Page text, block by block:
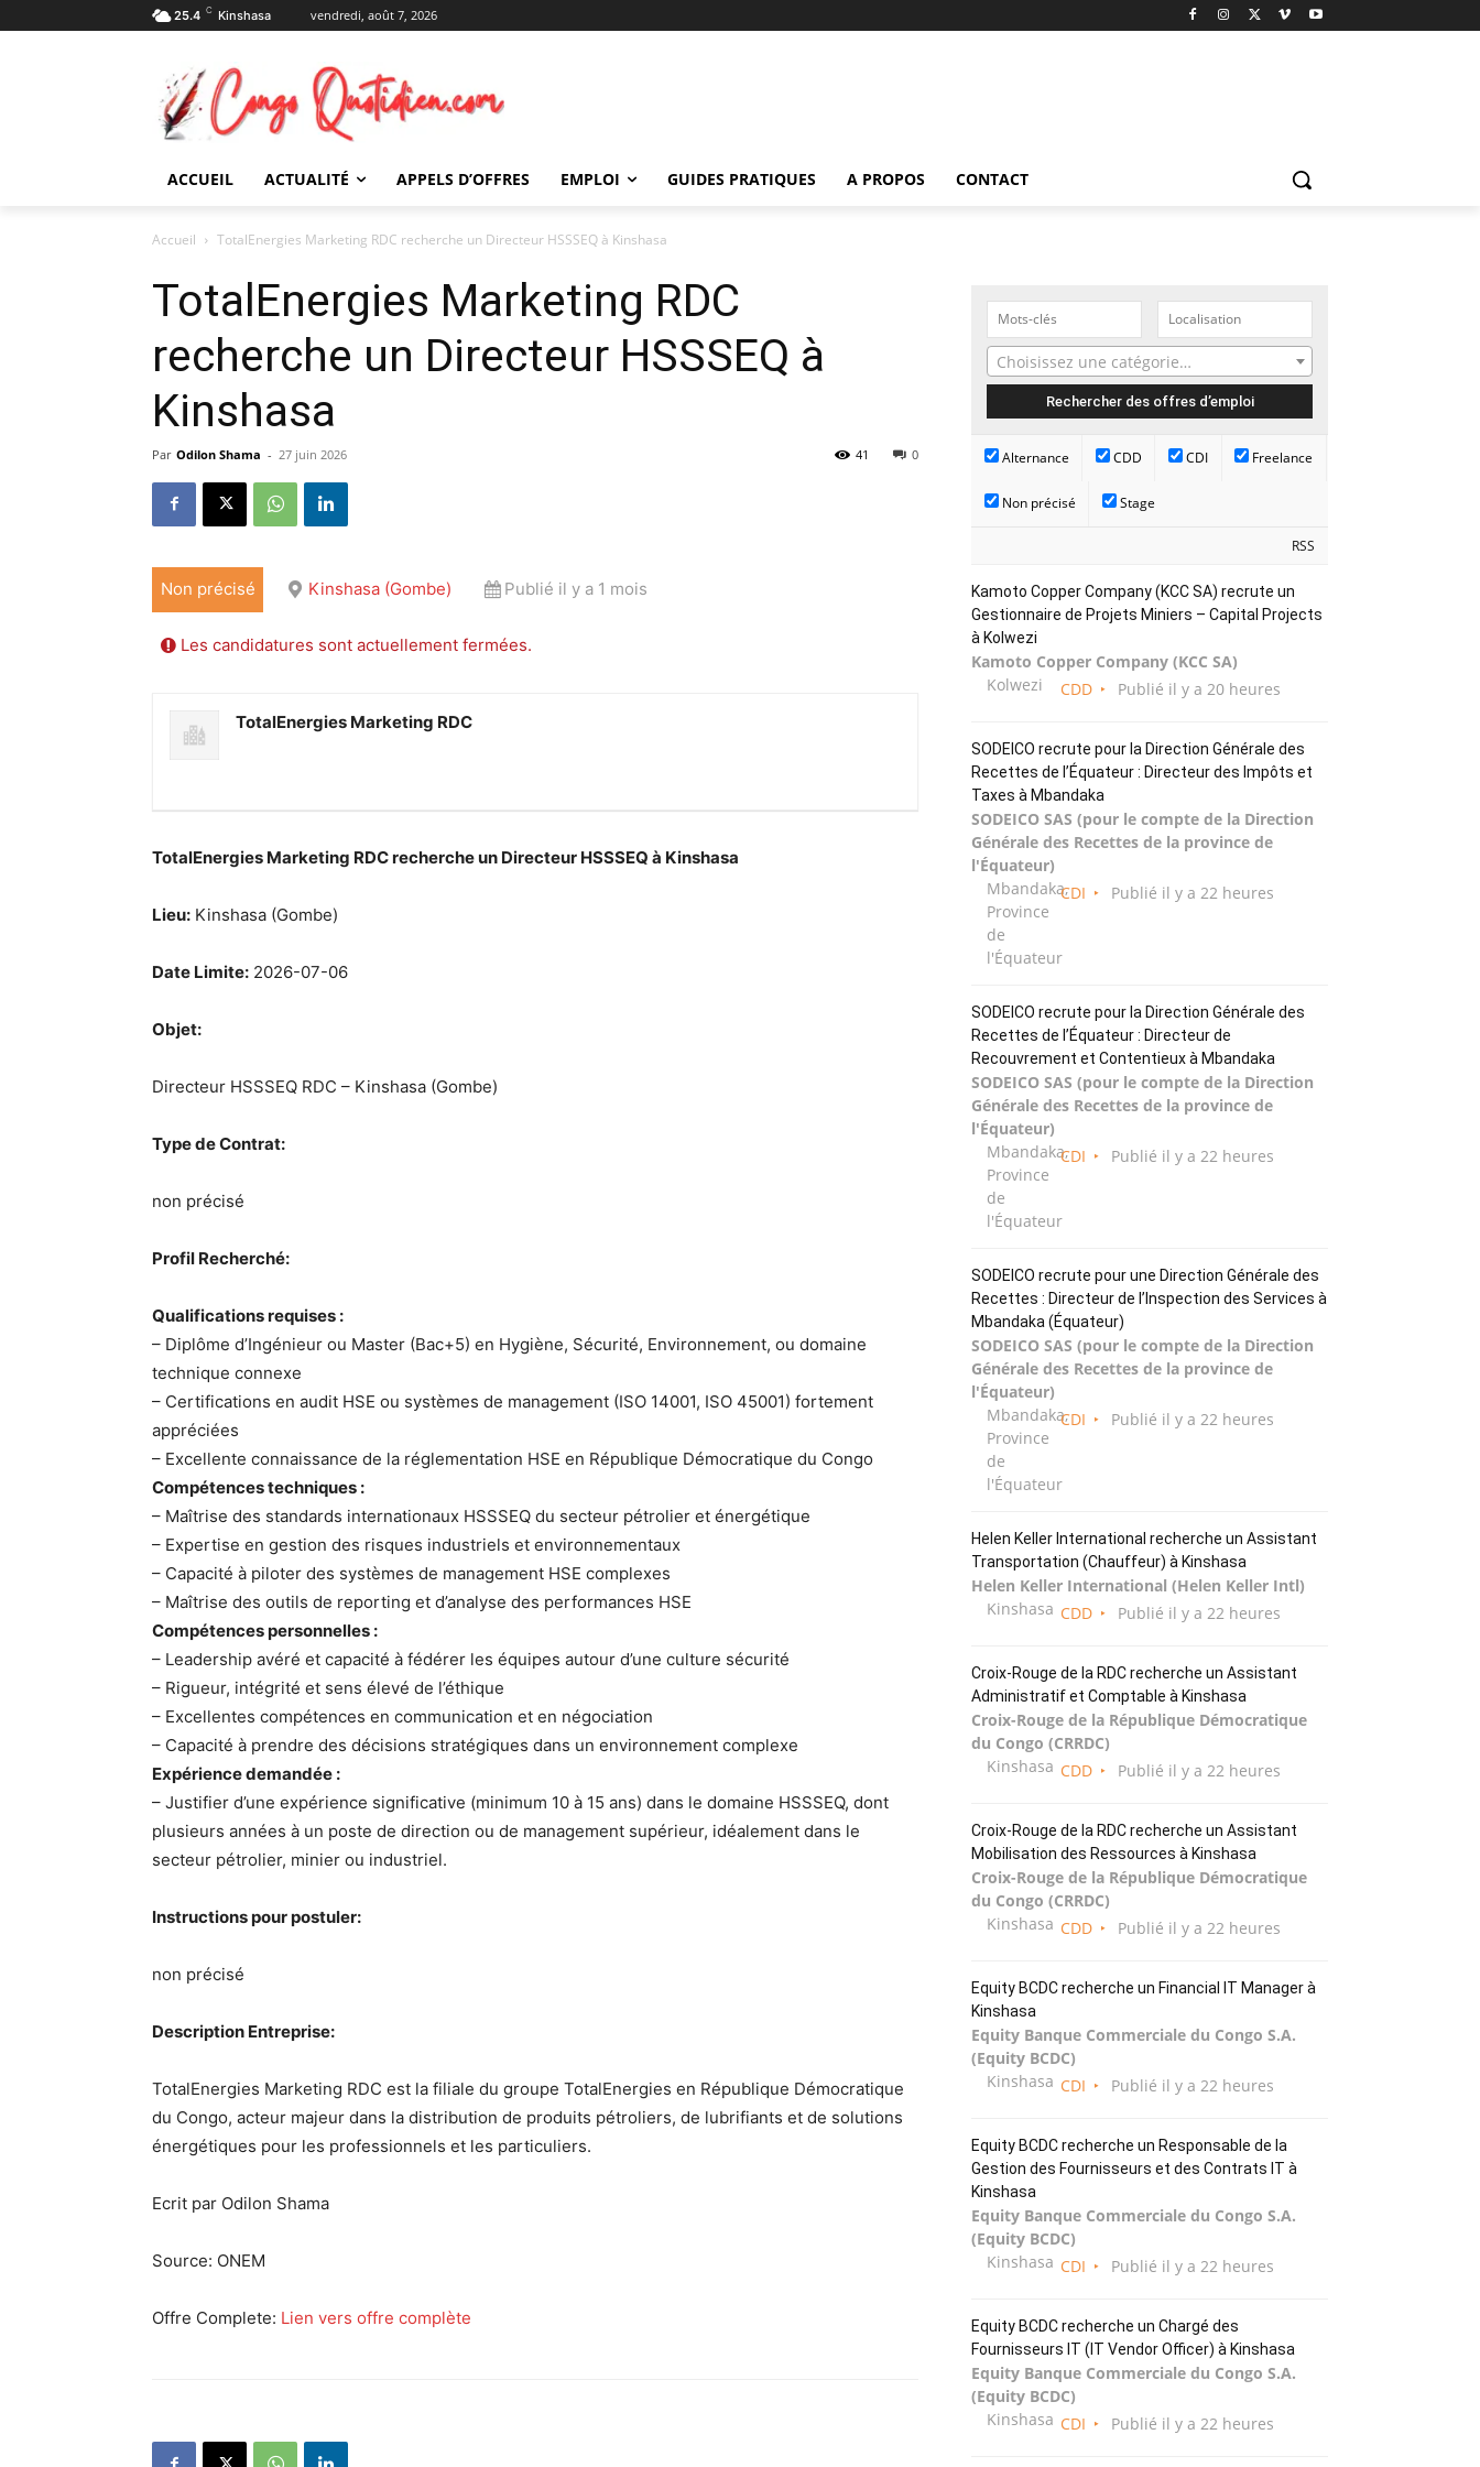
25.4 C Kinshasa vendredi, août 7, 2026
ACCUEIL ACTUALITÉ APPELS D’OFFRES EMPLOI GUIDES PRATIQUES A PROPOS CONTACT
Accueil TotalEnergies Marketing RDC recherche un Directeur HSSSEQ à Kinshasa
TotalEnergies Marketing RDC
recherche un Directeur HSSSEQ à
Kinshasa
Par Odilon Shama - 27 juin 2026 0
41
Non précisé Kinshasa (Gombe) Publié il y a 1 mois
Les candidatures sont actuellement fermées.
TotalEnergies Marketing RDC
TotalEnergies Marketing RDC recherche un Directeur HSSSEQ à Kinshasa
Lieu: Kinshasa (Gombe)
Date Limite: 2026-07-06
Objet:
Directeur HSSSEQ RDC – Kinshasa (Gombe)
Type de Contrat:
non précisé
Profil Recherché:
Qualifications requises :
– Diplôme d’Ingénieur ou Master (Bac+5) en Hygiène, Sécurité, Environnement, ou domaine
technique connexe
– Certifications en audit HSE ou systèmes de management (ISO 14001, ISO 45001) fortement
appréciées
– Excellente connaissance de la réglementation HSE en République Démocratique du Congo
Compétences techniques :
– Maîtrise des standards internationaux HSSSEQ du secteur pétrolier et énergétique
– Expertise en gestion des risques industriels et environnementaux
– Capacité à piloter des systèmes de management HSE complexes
– Maîtrise des outils de reporting et d’analyse des performances HSE
Compétences personnelles :
– Leadership avéré et capacité à fédérer les équipes autour d’une culture sécurité
– Rigueur, intégrité et sens élevé de l’éthique
– Excellentes compétences en communication et en négociation
– Capacité à prendre des décisions stratégiques dans un environnement complexe
Expérience demandée :
– Justifier d’une expérience significative (minimum 10 à 15 ans) dans le domaine HSSSEQ, dont
plusieurs années à un poste de direction ou de management supérieur, idéalement dans le
secteur pétrolier, minier ou industriel.
Instructions pour postuler:
non précisé
Description Entreprise:
TotalEnergies Marketing RDC est la filiale du groupe TotalEnergies en République Démocratique
du Congo, acteur majeur dans la distribution de produits pétroliers, de lubrifiants et de solutions
énergétiques pour les professionnels et les particuliers.
Ecrit par Odilon Shama
Source: ONEM
Offre Complete: Lien vers offre complète
Choisissez une catégorie…
Alternance CDD CDI Freelance
Non précisé Stage
RSS
Kamoto Copper Company (KCC SA) recrute un
Gestionnaire de Projets Miniers – Capital Projects
à Kolwezi
Kamoto Copper Company (KCC SA)
Kolwezi
CDD Publié il y a 20 heures
SODEICO recrute pour la Direction Générale des
Recettes de l’Équateur : Directeur des Impôts et
Taxes à Mbandaka
SODEICO SAS (pour le compte de la Direction
Générale des Recettes de la province de
l'Équateur)
Mbandaka,
Province
de
l'Équateur
CDI Publié il y a 22 heures
SODEICO recrute pour la Direction Générale des
Recettes de l’Équateur : Directeur de
Recouvrement et Contentieux à Mbandaka
SODEICO SAS (pour le compte de la Direction
Générale des Recettes de la province de
l'Équateur)
Mbandaka,
Province
de
l'Équateur
CDI Publié il y a 22 heures
SODEICO recrute pour une Direction Générale des
Recettes : Directeur de l’Inspection des Services à
Mbandaka (Équateur)
SODEICO SAS (pour le compte de la Direction
Générale des Recettes de la province de
l'Équateur)
Mbandaka,
Province
de
l'Équateur
CDI Publié il y a 22 heures
Helen Keller International recherche un Assistant
Transportation (Chauffeur) à Kinshasa
Helen Keller International (Helen Keller Intl)
Kinshasa CDD Publié il y a 22 heures
Croix-Rouge de la RDC recherche un Assistant
Administratif et Comptable à Kinshasa
Croix-Rouge de la République Démocratique
du Congo (CRRDC)
Kinshasa CDD Publié il y a 22 heures
Croix-Rouge de la RDC recherche un Assistant
Mobilisation des Ressources à Kinshasa
Croix-Rouge de la République Démocratique
du Congo (CRRDC)
Kinshasa CDD Publié il y a 22 heures
Equity BCDC recherche un Financial IT Manager à
Kinshasa
Equity Banque Commerciale du Congo S.A.
(Equity BCDC)
Kinshasa CDI Publié il y a 22 heures
Equity BCDC recherche un Responsable de la
Gestion des Fournisseurs et des Contrats IT à
Kinshasa
Equity Banque Commerciale du Congo S.A.
(Equity BCDC)
Kinshasa CDI Publié il y a 22 heures
Equity BCDC recherche un Chargé des
Fournisseurs IT (IT Vendor Officer) à Kinshasa
Equity Banque Commerciale du Congo S.A.
(Equity BCDC)
Kinshasa CDI Publié il y a 22 heures